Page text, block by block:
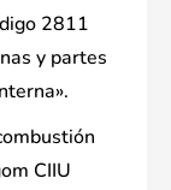
2811
y partes
CIIU